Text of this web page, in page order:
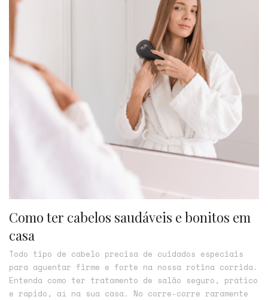
Como ter cabelos saudáveis e bonitos em
casa
Todo tipo de cabelo precisa de cuidados especiais
para aguentar firme e forte na nossa rotina corrida.
Entenda como ter tratamento de salão seguro, prático
e rápido, aí na sua casa. No corre-corre raramente